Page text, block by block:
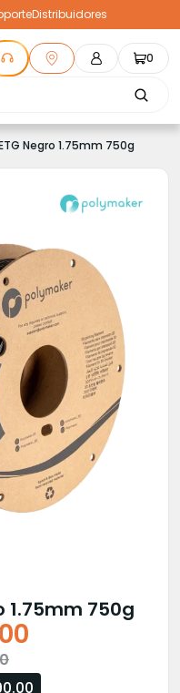
Distribuidores
0
Negro 1.75mm 750g
1.75mm 750g